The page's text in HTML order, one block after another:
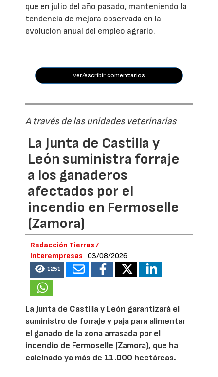
que en julio del año pasado, manteniendo la
tendencia de mejora observada en la
evolución anual del empleo agrario.
ver/escribir comentarios
A través de las unidades veterinarias
La Junta de Castilla y
León suministra forraje
a los ganaderos
afectados por el
incendio en Fermoselle
(Zamora)
Redacción Tierras /
Interempresas
03/08/2026
1251
La Junta de Castilla y León garantizará el
suministro de forraje y paja para alimentar
el ganado de la zona arrasada por el
incendio de Fermoselle (Zamora), que ha
calcinado ya más de 11.000 hectáreas.